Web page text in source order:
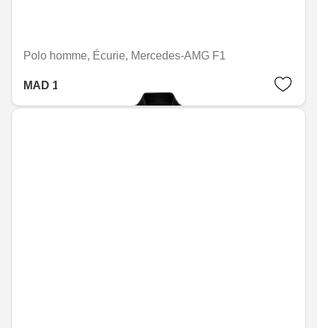
Polo homme, Écurie, Mercedes-AMG F1
MAD 1,533.60